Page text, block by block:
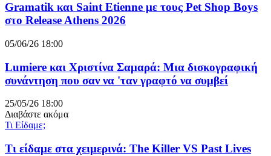
Gramatik και Saint Etienne με τους Pet Shop Boys
στο Release Athens 2026
05/06/26 18:00
Lumiere και Χριστίνα Σαμαρά: Μια δισκογραφική
συνάντηση που σαν να 'ταν γραφτό να συμβεί
25/05/26 18:00
Διαβάστε ακόμα
Τι Είδαμε;
Τι είδαμε στα χειμερινά: The Killer VS Past Lives